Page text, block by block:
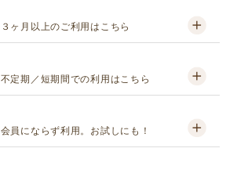
３ヶ月以上のご利用はこちら
不定期／短期間での利用はこちら
会員にならず利用。お試しにも！